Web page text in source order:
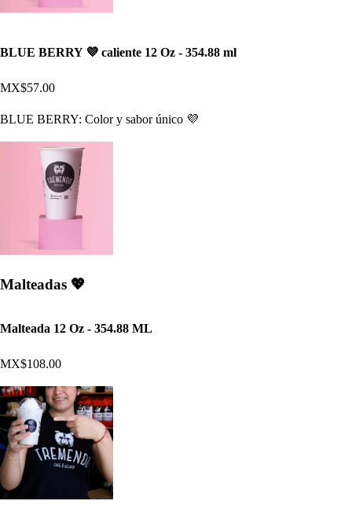
BLUE BERRY 💜 caliente 12 Oz - 354.88 ml
MX$57.00
BLUE BERRY: Color y sabor único 💜
Malteadas 💖
Malteada 12 Oz - 354.88 ML
MX$108.00